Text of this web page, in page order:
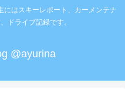
にはスキーレポート、カーメンテナ
ドライブ記録です。
@ayurina